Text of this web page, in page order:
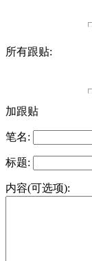
所有跟贴:
加跟贴
笔名:
标题:
内容(可选项):